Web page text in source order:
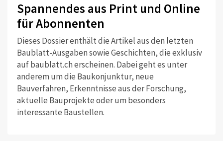
Spannendes aus Print und Online
für Abonnenten
Dieses Dossier enthält die Artikel aus den letzten
Baublatt-Ausgaben sowie Geschichten, die exklusiv
auf baublatt.ch erscheinen. Dabei geht es unter
anderem um die Baukonjunktur, neue
Bauverfahren, Erkenntnisse aus der Forschung,
aktuelle Bauprojekte oder um besonders
interessante Baustellen.